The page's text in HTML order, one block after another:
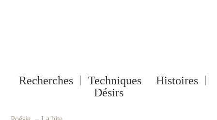
Recherches Techniques
Histoires
Désirs